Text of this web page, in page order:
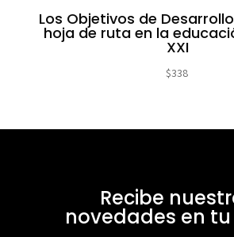
Los Objetivos de
hoja de ruta en la
XXI
$338
Recibe
novedades en